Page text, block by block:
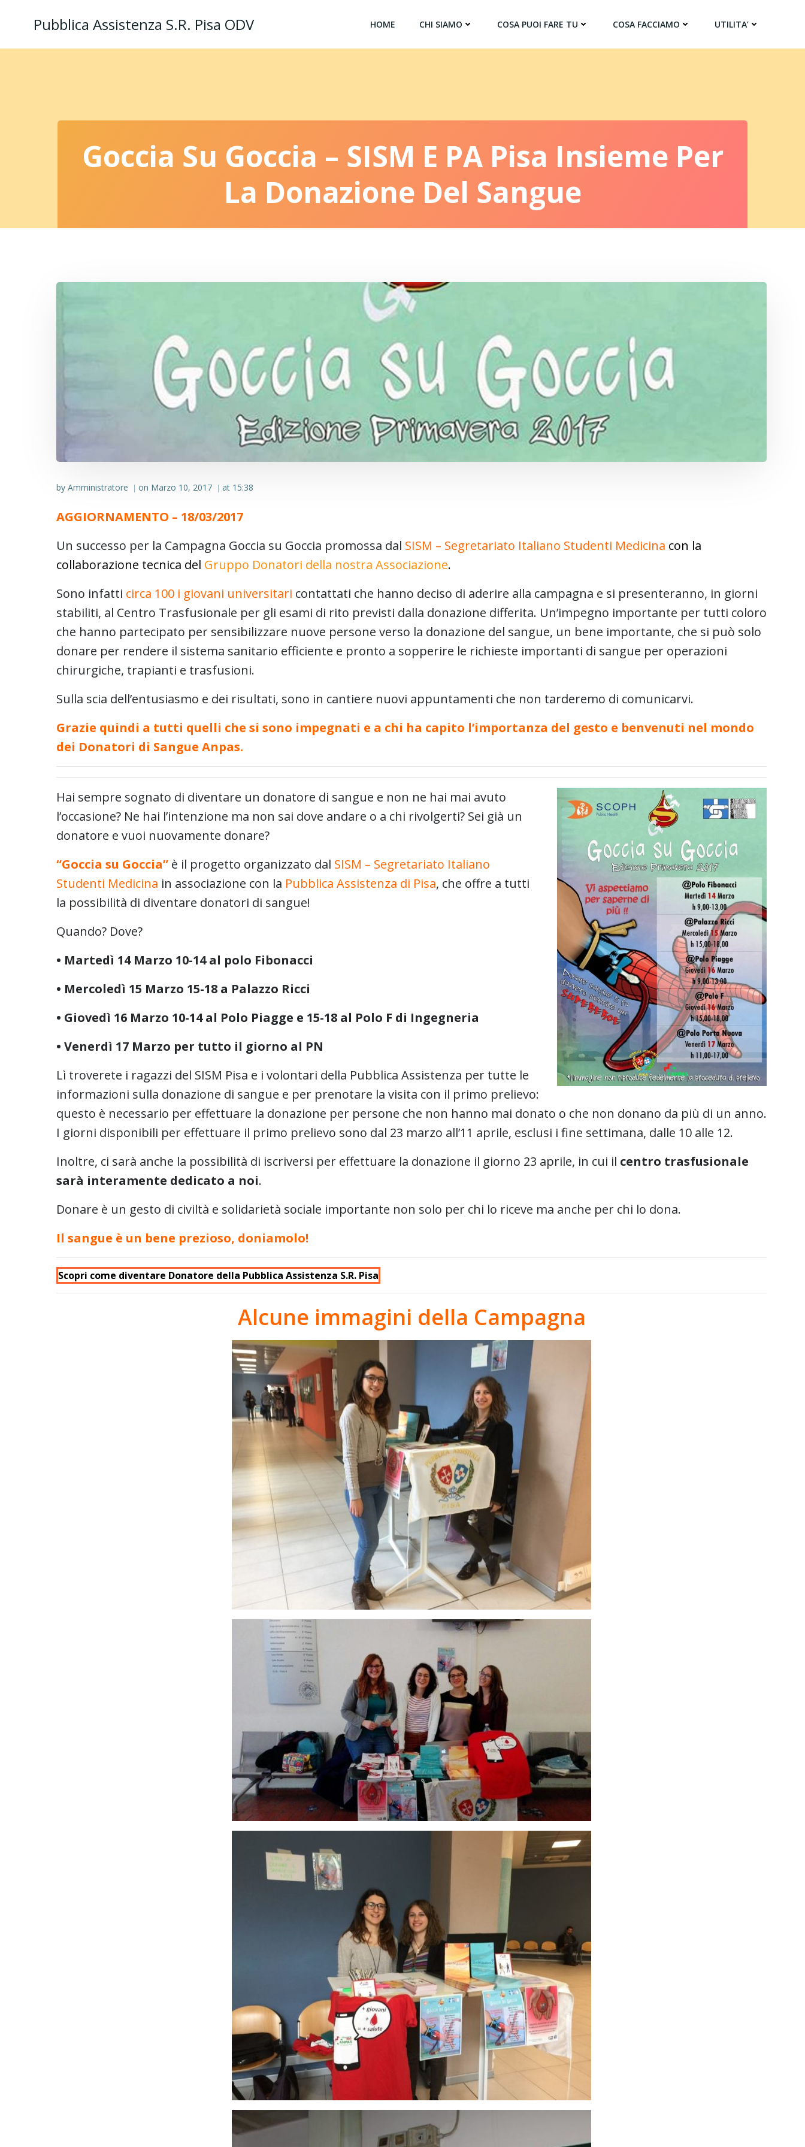
Pubblica Assistenza S.R. Pisa ODV HOME CHI SIAMO COSA PUOI FARE TU COSA FACCIAMO UTILITA’
Goccia Su Goccia – SISM E PA Pisa Insieme Per
La Donazione Del Sangue
by Amministratore | on Marzo 10, 2017 | at 15:38
AGGIORNAMENTO – 18/03/2017
Un successo per la Campagna Goccia su Goccia promossa dal SISM – Segretariato Italiano Studenti Medicina con la
collaborazione tecnica del Gruppo Donatori della nostra Associazione.
Sono infatti circa 100 i giovani universitari contattati che hanno deciso di aderire alla campagna e si presenteranno, in giorni
stabiliti, al Centro Trasfusionale per gli esami di rito previsti dalla donazione differita. Un’impegno importante per tutti coloro
che hanno partecipato per sensibilizzare nuove persone verso la donazione del sangue, un bene importante, che si può solo
donare per rendere il sistema sanitario efficiente e pronto a sopperire le richieste importanti di sangue per operazioni
chirurgiche, trapianti e trasfusioni.
Sulla scia dell’entusiasmo e dei risultati, sono in cantiere nuovi appuntamenti che non tarderemo di comunicarvi.
Grazie quindi a tutti quelli che si sono impegnati e a chi ha capito l’importanza del gesto e benvenuti nel mondo
dei Donatori di Sangue Anpas.
Hai sempre sognato di diventare un donatore di sangue e non ne hai mai avuto
l’occasione? Ne hai l’intenzione ma non sai dove andare o a chi rivolgerti? Sei già un
donatore e vuoi nuovamente donare?
“Goccia su Goccia” è il progetto organizzato dal SISM – Segretariato Italiano
Studenti Medicina in associazione con la Pubblica Assistenza di Pisa, che offre a tutti
la possibilità di diventare donatori di sangue!
Quando? Dove?
• Martedì 14 Marzo 10-14 al polo Fibonacci
• Mercoledì 15 Marzo 15-18 a Palazzo Ricci
• Giovedì 16 Marzo 10-14 al Polo Piagge e 15-18 al Polo F di Ingegneria
• Venerdì 17 Marzo per tutto il giorno al PN
Lì troverete i ragazzi del SISM Pisa e i volontari della Pubblica Assistenza per tutte le
informazioni sulla donazione di sangue e per prenotare la visita con il primo prelievo:
questo è necessario per effettuare la donazione per persone che non hanno mai donato o che non donano da più di un anno.
I giorni disponibili per effettuare il primo prelievo sono dal 23 marzo all’11 aprile, esclusi i fine settimana, dalle 10 alle 12.
Inoltre, ci sarà anche la possibilità di iscriversi per effettuare la donazione il giorno 23 aprile, in cui il centro trasfusionale
sarà interamente dedicato a noi.
Donare è un gesto di civiltà e solidarietà sociale importante non solo per chi lo riceve ma anche per chi lo dona.
Il sangue è un bene prezioso, doniamolo!
Scopri come diventare Donatore della Pubblica Assistenza S.R. Pisa
Alcune immagini della Campagna